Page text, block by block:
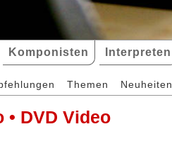
Komponisten Interpreten
Themen Neuheiten
• DVD Video